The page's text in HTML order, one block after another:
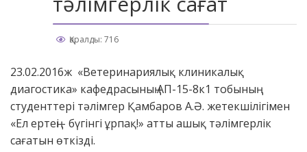
Қаралды: 716
23.02.2016ж «Ветеринариялық клиникалық
диагостика» кафедрасының АП-15-8к1 тобының
студенттері тәлімгер Қамбаров А.Ә. жетекшілігімен
«Ел ертеңі - бүгінгі ұрпақ!» атты ашық тәлімгерлік
сағатын өткізді.